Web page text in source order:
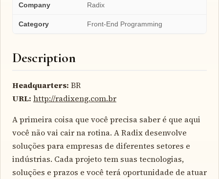
Company Radix
Category Front-End Programming
Description
Headquarters: BR
URL: http://radixeng.com.br
A primeira coisa que você precisa saber é que aqui
você não vai cair na rotina. A Radix desenvolve
soluções para empresas de diferentes setores e
indústrias. Cada projeto tem suas tecnologias,
soluções e prazos e você terá oportunidade de atuar